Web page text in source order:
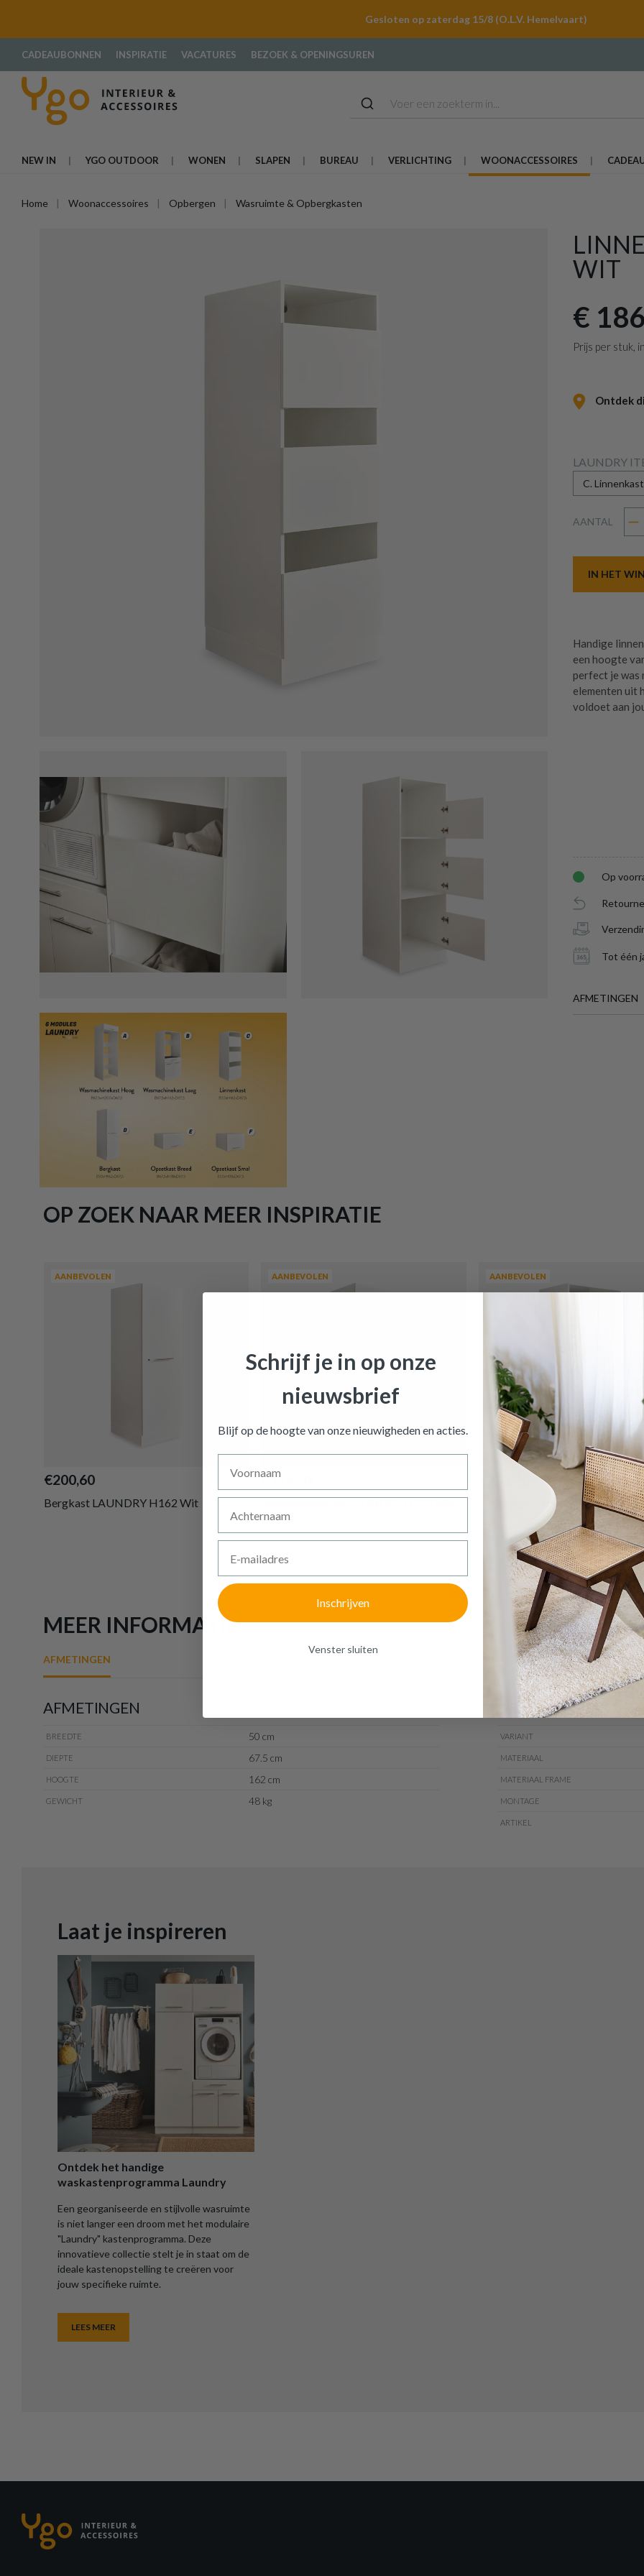
Gesloten op zaterdag 15/8 (O.L.V. Hemelvaart)
CADEAUBONNEN INSPIRATIE VACATURES BEZOEK & OPENINGSUREN
NEW IN YGO OUTDOOR WONEN SLAPEN BUREAU VERLICHTING WOONACCESSOIRES
Home Woonaccessoires Opbergen Wasruimte & Opbergkasten
WIT
€
Prijs per stuk,
Ontdek
LAUNDRY
AANTAL
IN HET
Handige
een hoogte
perfect je was
elementen uit
voldoet aan
Op
Tot één
AFMETINGEN
OP ZOEK NAAR MEER INSPIRATIE
AANBEVOLEN
€200,60
Bergkast LAUNDRY H162 Wit
AANBEVOLEN
€175,50
AANBEVOLEN
Wasmachinekast LAUNDRY
MEER INFORMATIE
AFMETINGEN
AFMETINGEN
BREEDTE 50 cm
DIEPTE 67.5 cm
HOOGTE 162 cm
GEWICHT 48 kg
DETAILS
VARIANT
MATERIAAL
MATERIAAL FRAME
MONTAGE
ARTIKEL
Laat je inspireren
Ontdek het handige
waskastenprogramma Laundry
Een georganiseerde en stijlvolle wasruimte
is niet langer een droom met het modulaire
"Laundry" kastenprogramma. Deze
innovatieve collectie stelt je in staat om de
ideale kastenopstelling te creëren voor
jouw specifieke ruimte.
LEES MEER
Linnenkast LAUNDRY 3D Wit is toegevoegd aan je winkelmandje
LINNENKAST LAUNDRY 3D WIT
Prijs per stuk, incl. btw en excl. verzendkosten
GA NAAR WINKELMANDJE of verder winkelen
Schrijf je in op onze
nieuwsbrief
Blijf op de hoogte van onze nieuwigheden enacties.
Inschrijven
Venster sluiten